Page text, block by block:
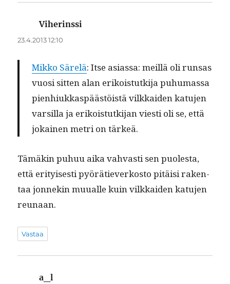
Viherinssi
23.4.2013 12:10
Mikko Särelä: Itse asi­as­sa: meil­lä oli run­sas
vuosi sit­ten alan erikois­tutk­i­ja puhu­mas­sa
pien­hiukkaspäästöistä vilkkaiden katu­jen
var­sil­la ja erikois­tutk­i­jan viesti oli se, että
jokainen metri on tärkeä.
Tämäkin puhuu aika vah­vasti sen puoles­ta,
että eri­tyis­es­ti pyörätiev­erkos­to pitäisi rak­en­
taa jon­nekin muualle kuin vilkkaiden katu­jen
reunaan.
Vastaa
a_l